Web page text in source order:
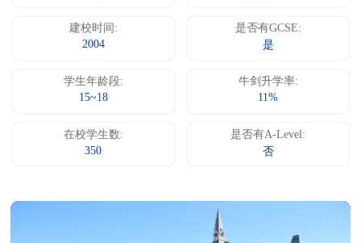
建校时间:
2004
是否有GCSE:
是
学生年龄段:
15~18
牛剑升学率:
11%
在校学生数:
350
是否有A-Level:
否